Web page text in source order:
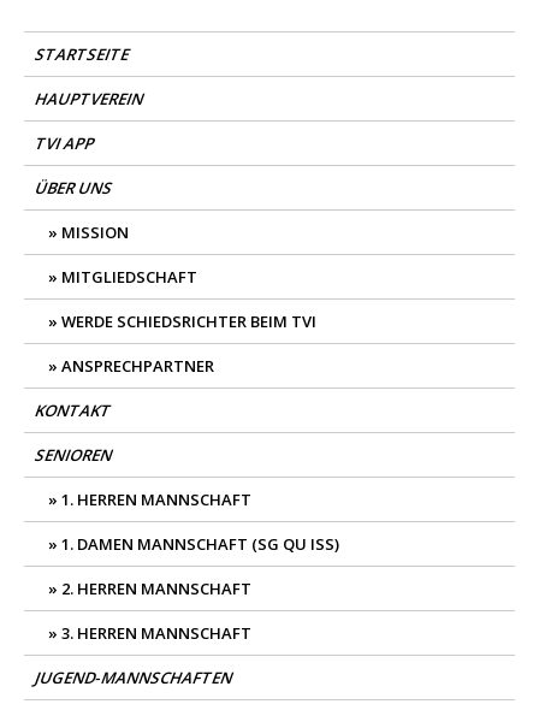
content
TV Isselhorst Handball
STARTSEITE
HAUPTVEREIN
TVI APP
ÜBER UNS
MISSION
MITGLIEDSCHAFT
WERDE SCHIEDSRICHTER BEIM TVI
ANSPRECHPARTNER
KONTAKT
SENIOREN
1. HERREN MANNSCHAFT
1. DAMEN MANNSCHAFT (SG QU ISS)
2. HERREN MANNSCHAFT
3. HERREN MANNSCHAFT
JUGEND-MANNSCHAFTEN